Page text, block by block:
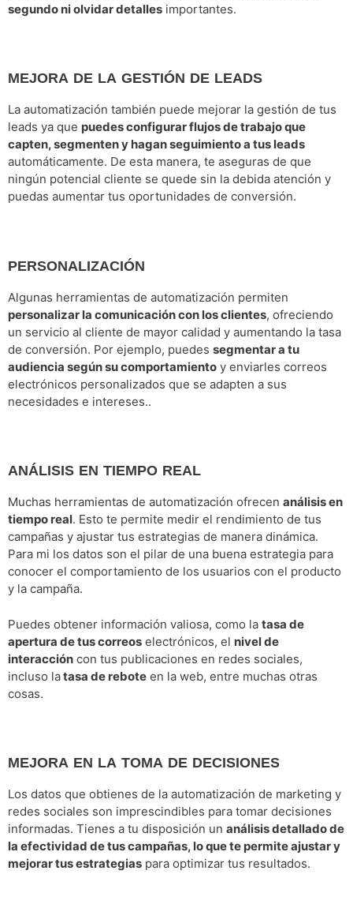
segundo ni olvidar detalles importantes.
MEJORA DE LA GESTIÓN DE LEADS
La automatización también puede mejorar la gestión de tus
leads ya que puedes configurar flujos de trabajo que
capten, segmenten y hagan seguimiento a tus leads
automáticamente. De esta manera, te aseguras de que
ningún potencial cliente se quede sin la debida atención y
puedas aumentar tus oportunidades de conversión.
PERSONALIZACIÓN
Algunas herramientas de automatización permiten
personalizar la comunicación con los clientes, ofreciendo
un servicio al cliente de mayor calidad y aumentando la tasa
de conversión. Por ejemplo, puedes segmentar a tu
audiencia según su comportamiento y enviarles correos
electrónicos personalizados que se adapten a sus
necesidades e intereses..
ANÁLISIS EN TIEMPO REAL
Muchas herramientas de automatización ofrecen análisis en
tiempo real. Esto te permite medir el rendimiento de tus
campañas y ajustar tus estrategias de manera dinámica.
Para mi los datos son el pilar de una buena estrategia para
conocer el comportamiento de los usuarios con el producto
y la campaña.
Puedes obtener información valiosa, como la tasa de
apertura de tus correos electrónicos, el nivel de
interacción con tus publicaciones en redes sociales,
incluso latasa de rebote en la web, entre muchas otras
cosas.
MEJORA EN LA TOMA DE DECISIONES
Los datos que obtienes de la automatización de marketing y
redes sociales son imprescindibles para tomar decisiones
informadas. Tienes a tu disposición un análisis detallado de
la efectividad de tus campañas, lo que te permite ajustar y
mejorar tus estrategias para optimizar tus resultados.